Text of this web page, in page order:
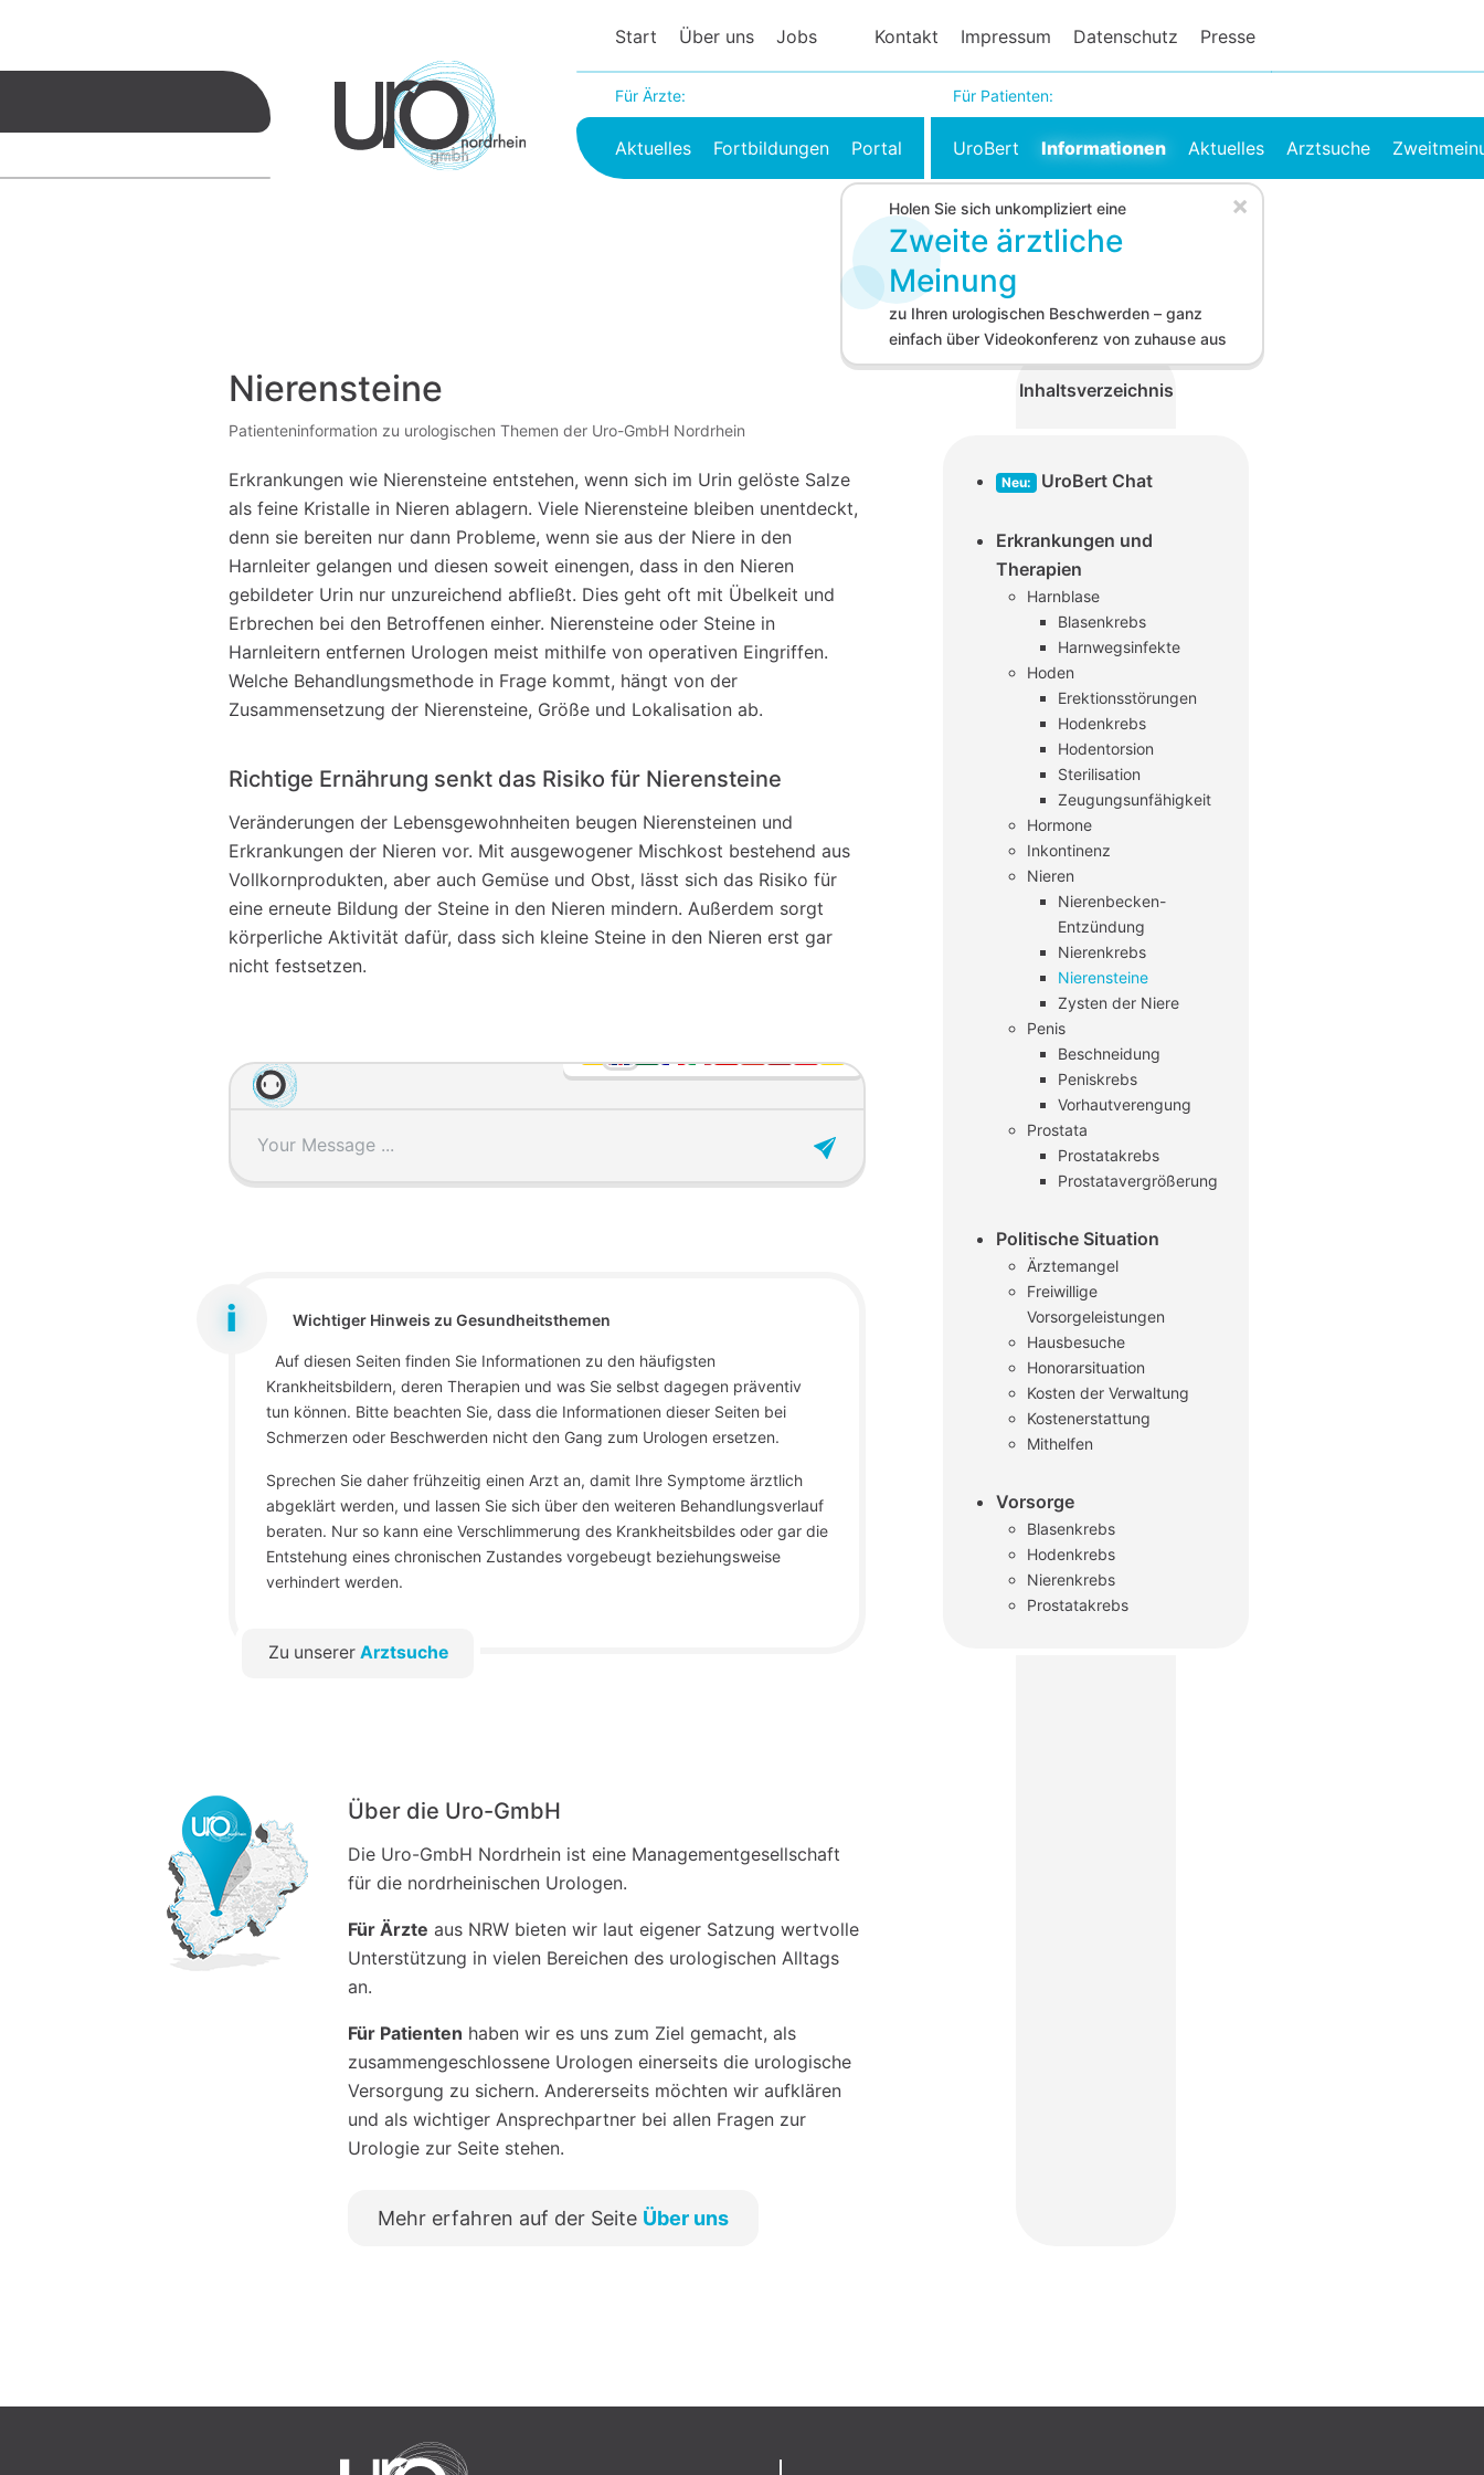
Start Über uns Jobs Kontakt Impressum Datenschutz Presse
Für Ärzte:
Aktuelles Fortbildungen Portal
Für Patienten:
UroBert Informationen Aktuelles Arztsuche
Holen Sie sich unkompliziert eine
Zweite ärztliche
Meinung
zu Ihren urologischen Beschwerden – ganz
einfach über Videokonferenz von zuhause aus
×
Nierensteine
Patienteninformation zu urologischen Themen der Uro-GmbH Nordrhein
Erkrankungen wie Nierensteine entstehen, wenn sich im Urin gelöste Salze
als feine Kristalle in Nieren ablagern. Viele Nierensteine bleiben unentdeckt,
denn sie bereiten nur dann Probleme, wenn sie aus der Niere in den
Harnleiter gelangen und diesen soweit einengen, dass in den Nieren
gebildeter Urin nur unzureichend abfließt. Dies geht oft mit Übelkeit und
Erbrechen bei den Betroffenen einher. Nierensteine oder Steine in
Harnleitern entfernen Urologen meist mithilfe von operativen Eingriffen.
Welche Behandlungsmethode in Frage kommt, hängt von der
Zusammensetzung der Nierensteine, Größe und Lokalisation ab.
Richtige Ernährung senkt das Risiko für Nierensteine
Veränderungen der Lebensgewohnheiten beugen Nierensteinen und
Erkrankungen der Nieren vor. Mit ausgewogener Mischkost bestehend aus
Vollkornprodukten, aber auch Gemüse und Obst, lässt sich das Risiko für
eine erneute Bildung der Steine in den Nieren mindern. Außerdem sorgt
körperliche Aktivität dafür, dass sich kleine Steine in den Nieren erst gar
nicht festsetzen.
Wichtiger Hinweis zu Gesundheitsthemen
Auf diesen Seiten finden Sie Informationen zu den häufigsten
Krankheitsbildern, deren Therapien und was Sie selbst dagegen präventiv
tun können. Bitte beachten Sie, dass die Informationen dieser Seiten bei
Schmerzen oder Beschwerden nicht den Gang zum Urologen ersetzen.
Sprechen Sie daher frühzeitig einen Arzt an, damit Ihre Symptome ärztlich
abgeklärt werden, und lassen Sie sich über den weiteren Behandlungsverlauf
beraten. Nur so kann eine Verschlimmerung des Krankheitsbildes oder gar die
Entstehung eines chronischen Zustandes vorgebeugt beziehungsweise
verhindert werden.
Zu unserer Arztsuche
Über die Uro-GmbH
Die Uro-GmbH Nordrhein ist eine Managementgesellschaft
für die nordrheinischen Urologen.
Für Ärzte aus NRW bieten wir laut eigener Satzung wertvolle
Unterstützung in vielen Bereichen des urologischen Alltags
an.
Für Patienten haben wir es uns zum Ziel gemacht, als
zusammengeschlossene Urologen einerseits die urologische
Versorgung zu sichern. Andererseits möchten wir aufklären
und als wichtiger Ansprechpartner bei allen Fragen zur
Urologie zur Seite stehen.
Mehr erfahren auf der Seite Über uns
Inhaltsverzeichnis
Neu: UroBert Chat
Erkrankungen und
Therapien
Harnblase
Blasenkrebs
Harnwegsinfekte
Hoden
Erektionsstörungen
Hodenkrebs
Hodentorsion
Sterilisation
Zeugungsunfähigkeit
Hormone
Inkontinenz
Nieren
Nierenbecken-
Entzündung
Nierenkrebs
Nierensteine
Zysten der Niere
Penis
Beschneidung
Peniskrebs
Vorhautverengung
Prostata
Prostatakrebs
Prostatavergrößerung
Politische Situation
Ärztemangel
Freiwillige
Vorsorgeleistungen
Hausbesuche
Honorarsituation
Kosten der Verwaltung
Kostenerstattung
Mithelfen
Vorsorge
Blasenkrebs
Hodenkrebs
Nierenkrebs
Prostatakrebs